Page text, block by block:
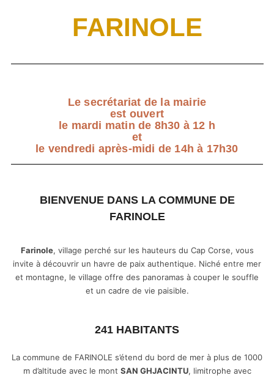
FARINOLE
Le secrétariat de la mairie
est ouvert
le mardi matin de 8h30 à 12 h
et
le vendredi après-midi de 14h à 17h30
BIENVENUE DANS LA COMMUNE DE
FARINOLE
Farinole, village perché sur les hauteurs du Cap Corse, vous
invite à découvrir un havre de paix authentique. Niché entre mer
et montagne, le village offre des panoramas à couper le souffle
et un cadre de vie paisible.
241 HABITANTS
La commune de FARINOLE s’étend du bord de mer à plus de 1000
m d’altitude avec le mont SAN GHJACINTU, limitrophe avec